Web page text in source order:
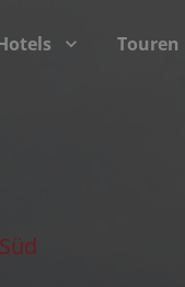
Touren